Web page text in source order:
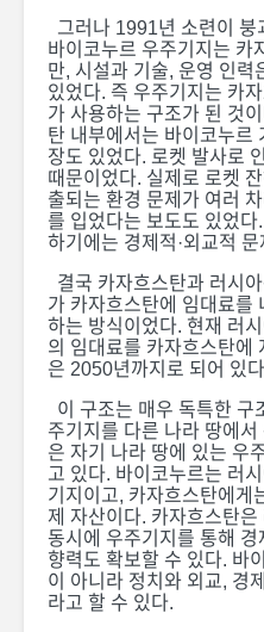
그러나 1991년 소련이 붕
바이코누르 우주기지는 카
만, 시설과 기술, 운영 인력
있었다. 즉 우주기지는 카
가 사용하는 구조가 된 것
탄 내부에서는 바이코누르
장도 있었다. 로켓 발사로
때문이었다. 실제로 로켓
출되는 환경 문제가 여러
를 입었다는 보도도 있었
하기에는 경제적·외교적
결국 카자흐스탄과 러시
가 카자흐스탄에 임대료를
하는 방식이었다. 현재 러
의 임대료를 카자흐스탄에
은 2050년까지로 되어 있
이 구조는 매우 독특한 구
주기지를 다른 나라 땅에
은 자기 나라 땅에 있는 우
고 있다. 바이코누르는 러
기지이고, 카자흐스탄에게
제 자산이다. 카자흐스탄
동시에 우주기지를 통해
향력도 확보할 수 있다. 바
이 아니라 정치와 외교, 경
라고 할 수 있다.